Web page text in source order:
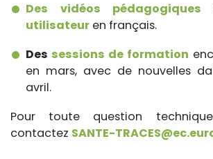
Des vidéos pédagogiques
utilisateur en français.
Des sessions de formation
en mars, avec de nouvelles
avril.
Pour toute question technique
contactez SANTE-